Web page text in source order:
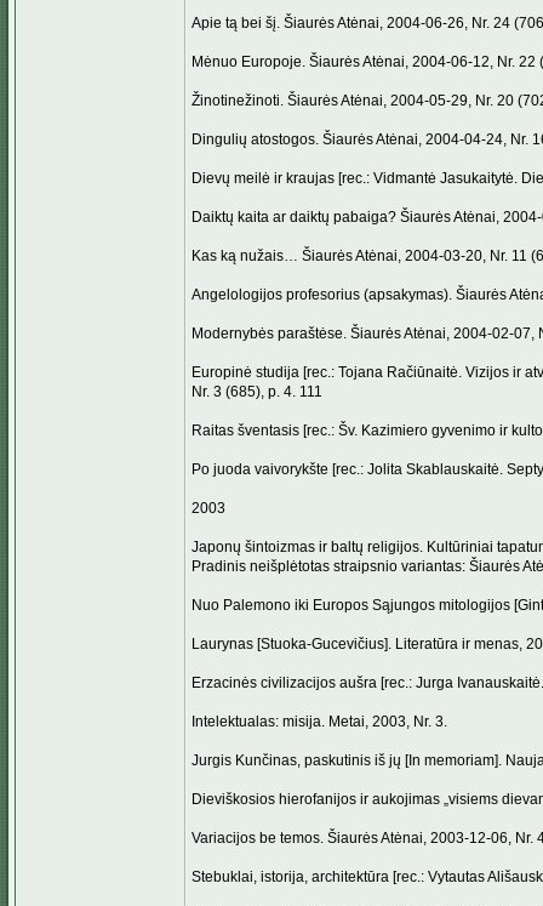
Apie tą bei šį. Šiaurės Atėnai, 2004-06-26, Nr. 24
Mėnuo Europoje. Šiaurės Atėnai, 2004-06-12, Nr. 22
Žinotinežinoti. Šiaurės Atėnai, 2004-05-29, Nr. 20
Dingulių atostogos. Šiaurės Atėnai, 2004-04-24, Nr.
Dievų meilė ir kraujas [rec.: Vidmantė Jasukaitytė.
Daiktų kaita ar daiktų pabaiga? Šiaurės Atėnai,
Kas ką nužais… Šiaurės Atėnai, 2004-03-20, Nr. 11
Angelologijos profesorius (apsakymas). Šiaurės
Modernybės paraštėse. Šiaurės Atėnai, 2004-02-07,
Europinė studija [rec.: Tojana Račiūnaitė. Vizijos ir
Nr. 3 (685), p. 4. 111
Raitas šventasis [rec.: Šv. Kazimiero gyvenimo ir
Po juoda vaivorykšte [rec.: Jolita Skablauskaitė.
2003
Japonų šintoizmas ir baltų religijos. Kultūriniai
Pradinis neišplėtotas straipsnio variantas: Šiaurės
Nuo Palemono iki Europos Sąjungos mitologijos
Laurynas [Stuoka-Gucevičius]. Literatūra ir menas,
Erzacinės civilizacijos aušra [rec.: Jurga
Intelektualas: misija. Metai, 2003, Nr. 3.
Jurgis Kunčinas, paskutinis iš jų [In memoriam].
Dieviškosios hierofanijos ir aukojimas „visiems
Variacijos be temos. Šiaurės Atėnai, 2003-12-06, Nr.
Stebuklai, istorija, architektūra [rec.: Vytautas